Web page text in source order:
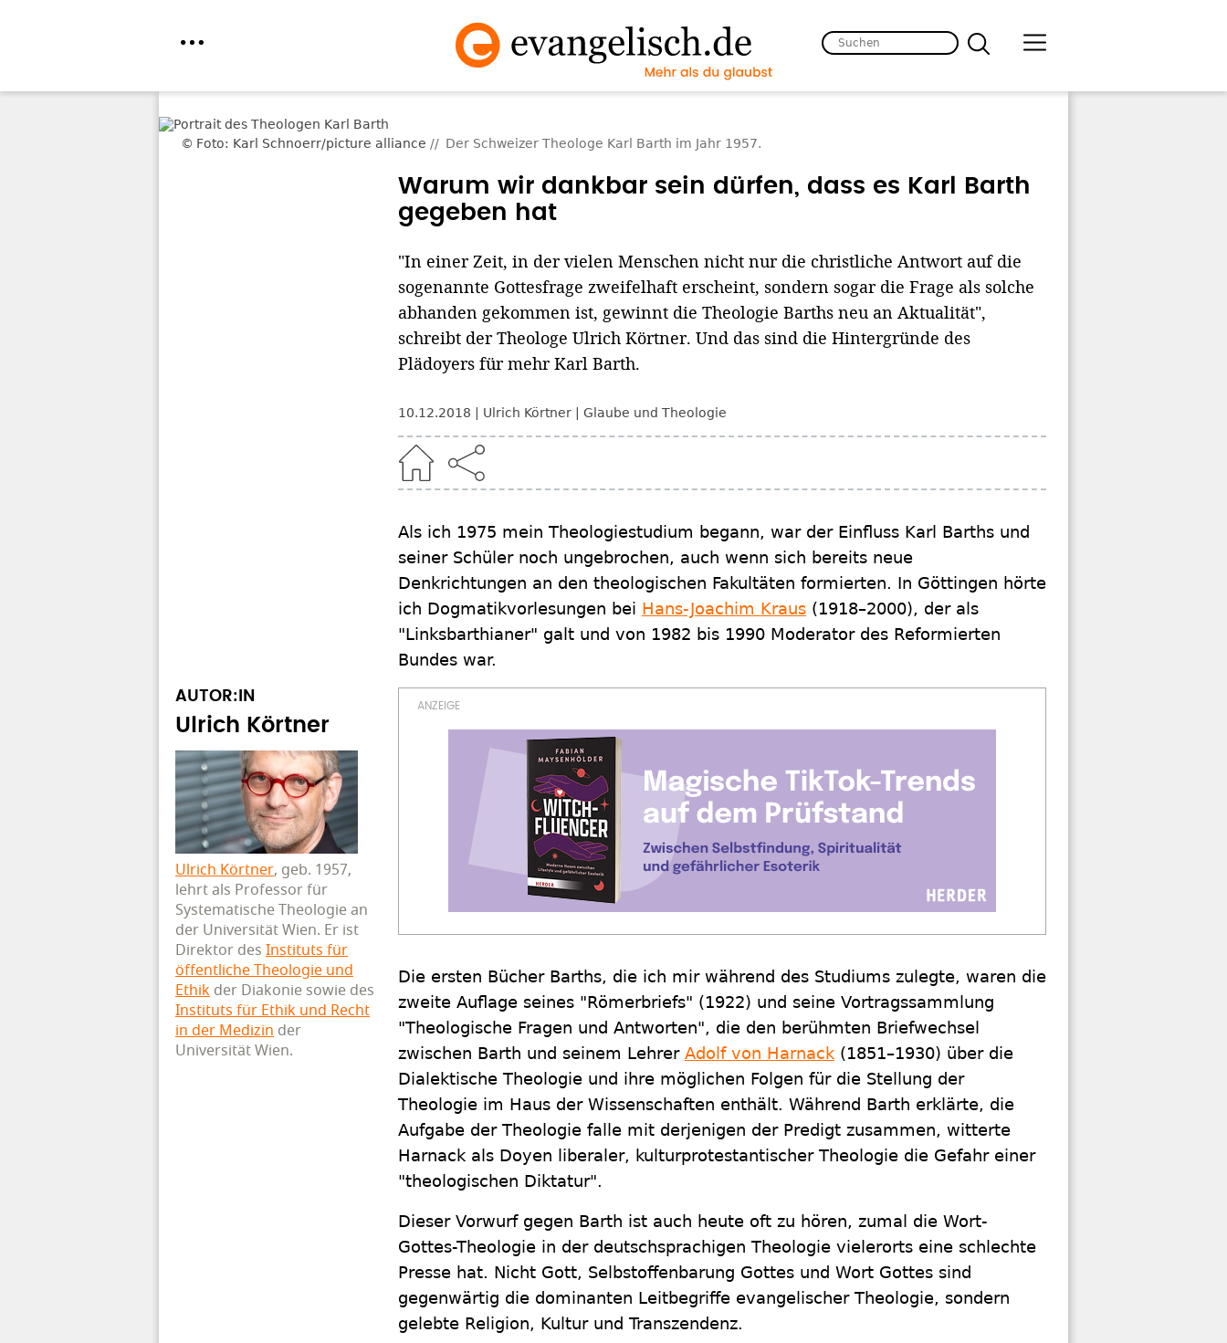
Foto: Karl Schnoerr/picture alliance Der Schweizer Theologe Karl Barth im Jahr 1957.
Warum wir dankbar sein dürfen, dass es Karl Barth
gegeben hat
"In einer Zeit, in der vielen Menschen nicht nur die christliche Antwort auf die
sogenannte Gottesfrage zweifelhaft erscheint, sondern sogar die Frage als solche
abhanden gekommen ist, gewinnt die Theologie Barths neu an Aktualität",
schreibt der Theologe Ulrich Körtner. Und das sind die Hintergründe des
Plädoyers für mehr Karl Barth.
10.12.2018 Ulrich Körtner Glaube und Theologie
Als ich 1975 mein Theologiestudium begann, war der Einfluss Karl Barths und
seiner Schüler noch ungebrochen, auch wenn sich bereits neue
Denkrichtungen an den theologischen Fakultäten formierten. In Göttingen hörte
ich Dogmatikvorlesungen bei Hans-Joachim Kraus (1918–2000), der als
"Linksbarthianer" galt und von 1982 bis 1990 Moderator des Reformierten
Bundes war.
AUTOR:IN
Ulrich Körtner
Ulrich Körtner, geb. 1957,
lehrt als Professor für
Systematische Theologie an
der Universität Wien. Er ist
Direktor des Instituts für
öffentliche Theologie und
Ethik der Diakonie sowie des
Instituts für Ethik und Recht
in der Medizin der
Universität Wien.
Die ersten Bücher Barths, die ich mir während des Studiums zulegte, waren die
zweite Auflage seines "Römerbriefs" (1922) und seine Vortragssammlung
"Theologische Fragen und Antworten", die den berühmten Briefwechsel
zwischen Barth und seinem Lehrer Adolf von Harnack (1851–1930) über die
Dialektische Theologie und ihre möglichen Folgen für die Stellung der
Theologie im Haus der Wissenschaften enthält. Während Barth erklärte, die
Aufgabe der Theologie falle mit derjenigen der Predigt zusammen, witterte
Harnack als Doyen liberaler, kulturprotestantischer Theologie die Gefahr einer
"theologischen Diktatur".
Dieser Vorwurf gegen Barth ist auch heute oft zu hören, zumal die Wort-
Gottes-Theologie in der deutschsprachigen Theologie vielerorts eine schlechte
Presse hat. Nicht Gott, Selbstoffenbarung Gottes und Wort Gottes sind
gegenwärtig die dominanten Leitbegriffe evangelischer Theologie, sondern
gelebte Religion, Kultur und Transzendenz.